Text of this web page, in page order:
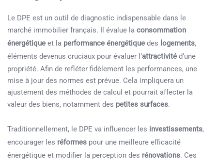
Le DPE est un outil de diagnostic indispensable dans le
marché immobilier français. Il évalue la consommation
énergétique et la performance énergétique des logements,
éléments devenus cruciaux pour évaluer l’attractivité d’une
propriété. Afin de refléter fidèlement les performances, une
mise à jour des normes est prévue. Cela impliquera un
ajustement des méthodes de calcul et pourrait affecter la
valeur des biens, notamment des petites surfaces.
Traditionnellement, le DPE va influencer les investissements,
encourager les réformes pour une meilleure efficacité
énergétique et modifier la perception des rénovations. Ces